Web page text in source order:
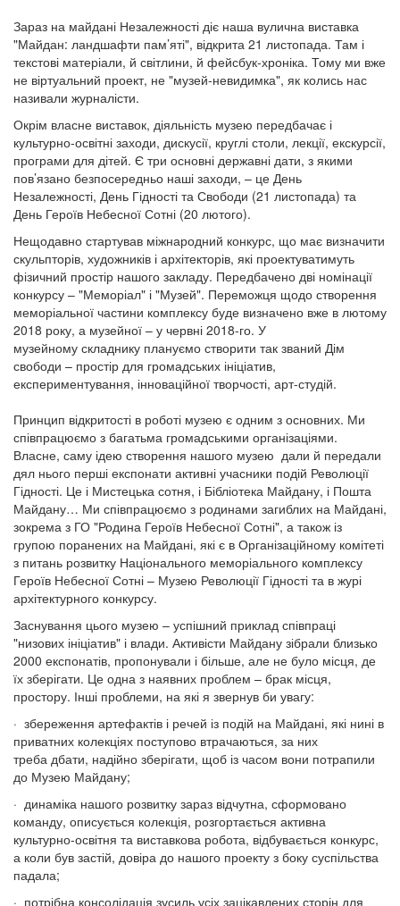
Зараз на майдані Незалежності діє наша вулична виставка
"Майдан: ландшафти пам’яті", відкрита 21 листопада. Там і
текстові матеріали, й світлини, й фейсбук-хроніка. Тому ми вже
не віртуальний проект, не "музей-невидимка", як колись нас
називали журналісти.
Окрім власне виставок, діяльність музею передбачає і
культурно-освітні заходи, дискусії, круглі столи, лекції, екскурсії,
програми для дітей. Є три основні державні дати, з якими
пов’язано безпосередньо наші заходи, – це День
Незалежності, День Гідності та Свободи (21 листопада) та
День Героїв Небесної Сотні (20 лютого).
Нещодавно стартував міжнародний конкурс, що має визначити
скульпторів, художників і архітекторів, які проектуватимуть
фізичний простір нашого закладу. Передбачено дві номінації
конкурсу – "Меморіал" і "Музей". Переможця щодо створення
меморіальної частини комплексу буде визначено вже в лютому
2018 року, а музейної – у червні 2018-го. У
музейному складнику плануємо створити так званий Дім
свободи – простір для громадських ініціатив,
експериментування, інноваційної творчості, арт-студій.
Принцип відкритості в роботі музею є одним з основних. Ми
співпрацюємо з багатьма громадськими організаціями.
Власне, саму ідею створення нашого музею дали й передали
дял нього перші експонати активні учасники подій Революції
Гідності. Це і Мистецька сотня, і Бібліотека Майдану, і Пошта
Майдану… Ми співпрацюємо з родинами загиблих на Майдані,
зокрема з ГО "Родина Героїв Небесної Сотні", а також із
групою поранених на Майдані, які є в Організаційному комітеті
з питань розвитку Національного меморіального комплексу
Героїв Небесної Сотні – Музею Революції Гідності та в журі
архітектурного конкурсу.
Заснування цього музею – успішний приклад співпраці
"низових ініціатив" і влади. Активісти Майдану зібрали близько
2000 експонатів, пропонували і більше, але не було місця, де
їх зберігати. Це одна з наявних проблем – брак місця,
простору. Інші проблеми, на які я звернув би увагу:
· збереження артефактів і речей із подій на Майдані, які нині в
приватних колекціях поступово втрачаються, за них
треба дбати, надійно зберігати, щоб із часом вони потрапили
до Музею Майдану;
· динаміка нашого розвитку зараз відчутна, сформовано
команду, описується колекція, розгортається активна
культурно-освітня та виставкова робота, відбувається конкурс,
а коли був застій, довіра до нашого проекту з боку суспільства
падала;
· потрібна консолідація зусиль усіх зацікавлених сторін для